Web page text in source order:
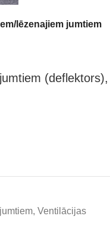
lēzenajiem jumtiem
(deflektors),
, Ventilācijas